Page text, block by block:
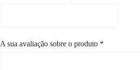
A sua avaliação sobre o produto *